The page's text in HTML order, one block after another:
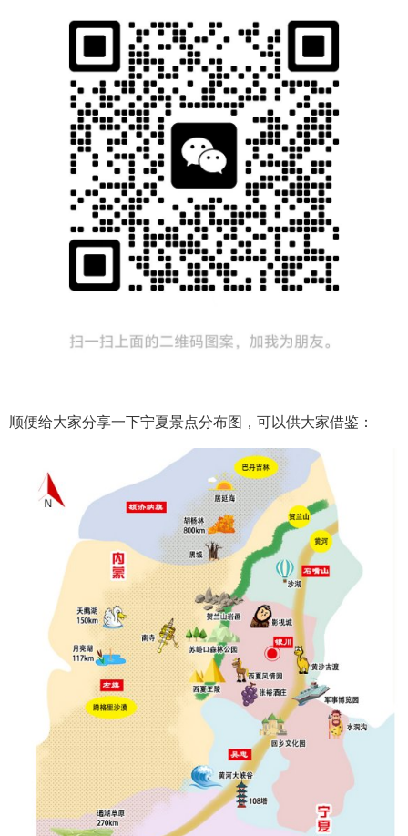
顺便给大家分享一下宁夏景点分布图，可以供大家借鉴：